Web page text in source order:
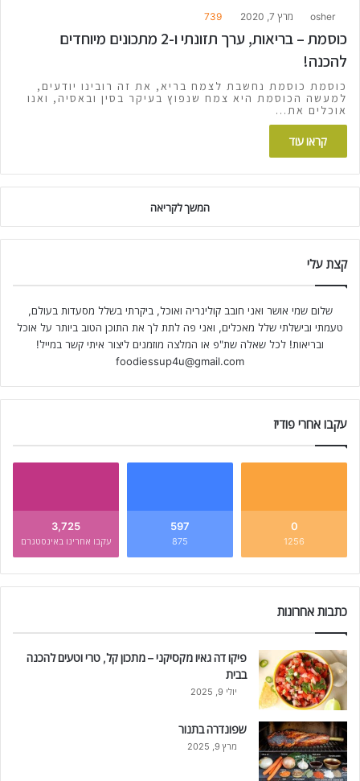
osher מרץ 7, 2020 739
כוסמת – בריאות, ערך תזונתי ו-2 מתכונים מיוחדים
להכנה!
כוסמת כוסמת נחשבת לצמח בריא, את זה רובינו יודעים,
למעשה הכוסמת היא צמח שנפוץ בעיקר בסין ובאסיה, ואנו
אוכלים את…
קראו עוד
המשך לקריאה
קצת עלי
שלום שמי אושר ואני חובב קולינריה ואוכל, ביקרתי בשלל מסעדות בעולם,
טעמתי ובישלתי שלל מאכלים, ואני פה לתת לך את התוכן הטוב ביותר על אוכל
ובריאות! לכל שאלה שת"פ או המלצה מוזמנים ליצור איתי קשר במייל!
foodiessup4u@gmail.com
עקבו אחרי פודיז
0
1256
597
875
3,725
עקבו אחרינו באינסטגרם
כתבות אחרונות
פיקו דה גאיו מקסיקני – מתכון קל, טרי וטעים להכנה
בבית
יולי 9, 2025
שפונדרה בתנור
מרץ 9, 2025